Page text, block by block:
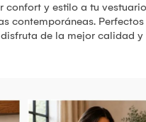
y estilo a tu
contemporáneas.
de la mejor calidad